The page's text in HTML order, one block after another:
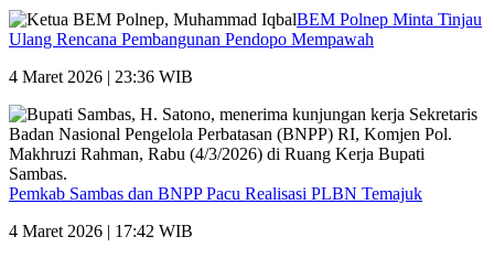
BEM Polnep Minta Tinjau
Ulang Rencana Pembangunan Pendopo Mempawah
4 Maret 2026 | 23:36 WIB
Pemkab Sambas dan BNPP Pacu Realisasi PLBN Temajuk
4 Maret 2026 | 17:42 WIB